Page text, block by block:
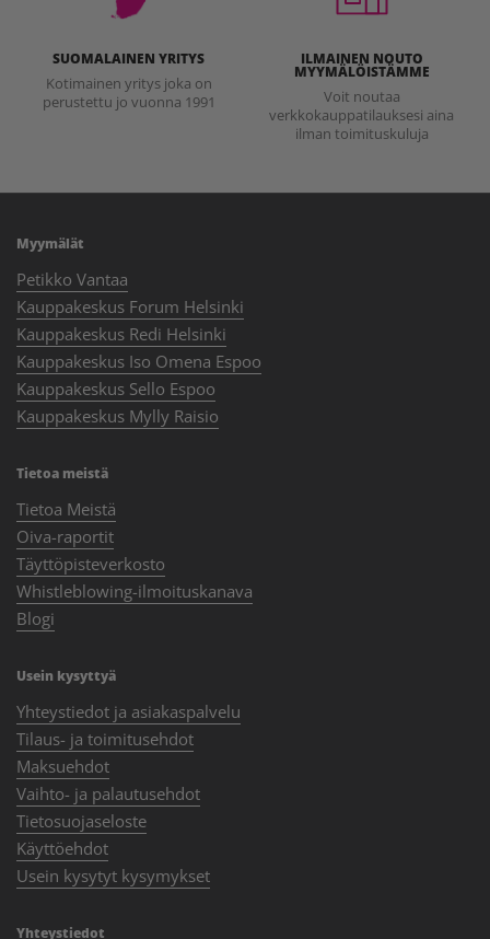
SUOMALAINEN YRITYS
Kotimainen yritys joka on
perustettu jo vuonna 1991
ILMAINEN NOUTO
MYYMÄLÖISTÄMME
Voit noutaa
verkkokauppatilauksesi aina
ilman toimituskuluja
Myymälät
Petikko Vantaa
Kauppakeskus Forum Helsinki
Kauppakeskus Redi Helsinki
Kauppakeskus Iso Omena Espoo
Kauppakeskus Sello Espoo
Kauppakeskus Mylly Raisio
Tietoa meistä
Tietoa Meistä
Oiva-raportit
Täyttöpisteverkosto
Whistleblowing-ilmoituskanava
Blogi
Usein kysyttyä
Yhteystiedot ja asiakaspalvelu
Tilaus- ja toimitusehdot
Maksuehdot
Vaihto- ja palautusehdot
Tietosuojaseloste
Käyttöehdot
Usein kysytyt kysymykset
Yhteystiedot